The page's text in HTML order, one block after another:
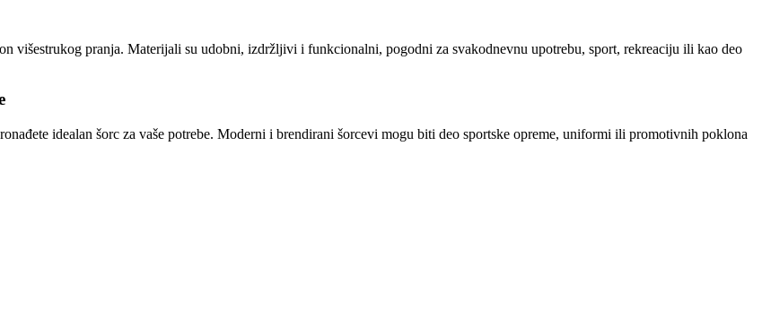
višestrukog pranja. Materijali su udobni, izdržljivi i funkcionalni, pogodni za svakodnevnu upotrebu, sport, rekreaciju ili kao deo
idealan šorc za vaše potrebe. Moderni i brendirani šorcevi mogu biti deo sportske opreme, uniformi ili promotivnih poklona